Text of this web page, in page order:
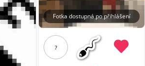
Fotka dostupná po přihlášení
?